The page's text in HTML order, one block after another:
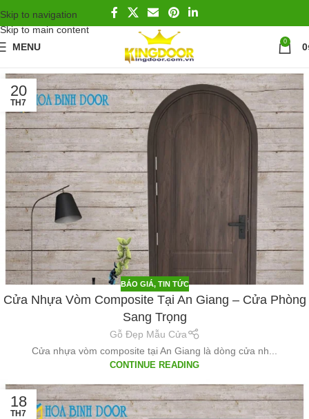
Skip to navigation
Skip to main content
MENU
0 0
20
TH7
BÁO GIÁ, TIN TỨC
Cửa Nhựa Vòm Composite Tại An Giang – Cửa Phòng
Sang Trọng
Gỗ Đẹp Mẫu Cửa
Cửa nhựa vòm composite tại An Giang là dòng cửa nh...
CONTINUE READING
18
TH7